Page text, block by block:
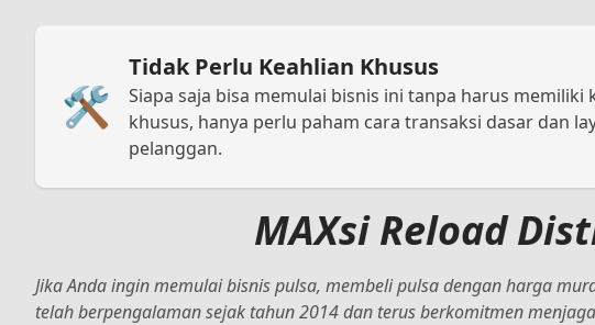
🛠️
Tidak Perlu Keahlian Khusus
Siapa saja bisa memulai bisnis ini tanpa harus memiliki
khusus, hanya perlu paham cara transaksi dasar dan
pelanggan.
MAXsi Reload
Jika Anda ingin memulai bisnis pulsa, membeli pulsa dengan harga
telah berpengalaman sejak tahun 2014 dan terus berkomitmen